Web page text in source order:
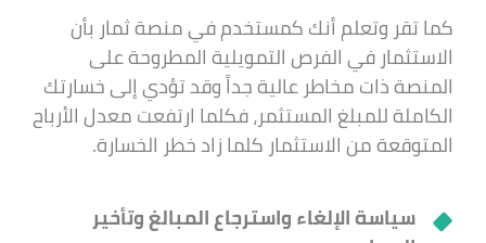
كما تقر وتعلم أنك كمستخدم في منصة ثمار بأن
الاستثمار في الفرص التمويلية المطروحة على
المنصة ذات مخاطر عالية جداً وقد تؤدي إلى خسارتك
الكاملة للمبلغ المستثمر، فكلما ارتفعت معدل الأرباح
المتوقعة من الاستثمار كلما زاد خطر الخسارة.
سياسة الإلغاء واسترجاع المبالغ وتأخير